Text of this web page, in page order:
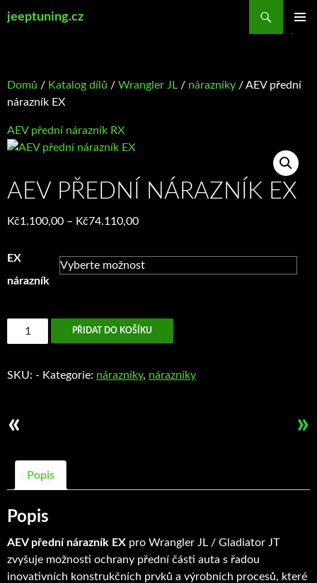
jeeptuning.cz
Domů / Katalog dílů / Wrangler JL / nárazníky / AEV přední
nárazník EX
AEV přední nárazník RX
AEV PŘEDNÍ NÁRAZNÍK EX
Kč1.100,00 – Kč74.110,00Rozpětí
Kč1.100,00
až
EX
nárazník
AEV
přední
EX
PŘIDAT DO KOŠÍKU
SKU: - Kategorie: nárazníky, nárazníky
« »
Popis
Popis
AEV přední nárazník EX pro Wrangler JL / Gladiator JT
zvyšuje možnosti ochrany přední části auta s řadou
inovativních konstrukčních prvků a výrobních procesů, které